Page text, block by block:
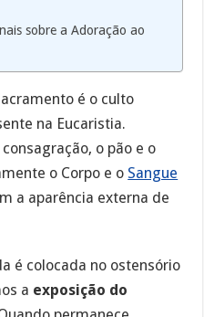
sobre a Adoração ao
é o culto
na Eucaristia.
o pão e o
o Corpo e o Sangue
a aparência externa de
é colocada no ostensório
a exposição do